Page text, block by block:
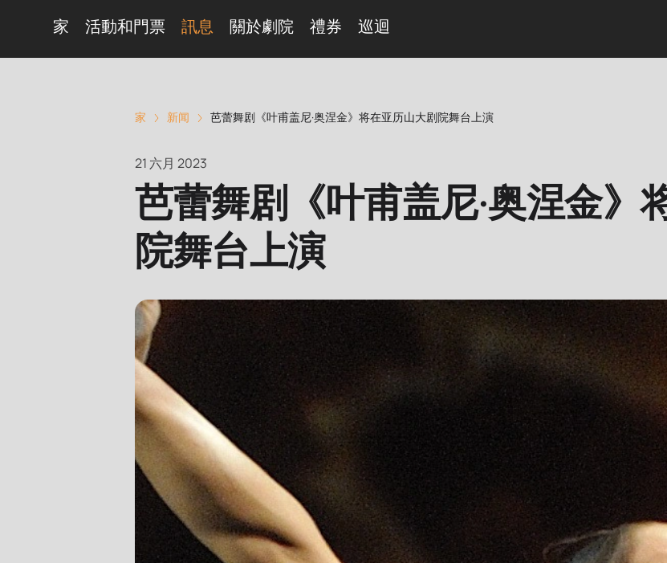
家 活動和門票 訊息 關於劇院 禮券 巡迴
家 新闻 芭蕾舞剧《叶甫盖尼·奥涅金》将在亚历山大剧院舞台上演
21 六月 2023
芭蕾舞剧《叶甫盖尼·奥涅金》
院舞台上演